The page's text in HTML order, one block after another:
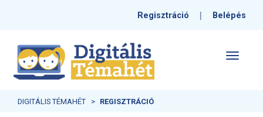
Regisztráció | Belépés
Toggle
DIGITÁLIS TÉMAHÉT REGISZTRÁCIÓ